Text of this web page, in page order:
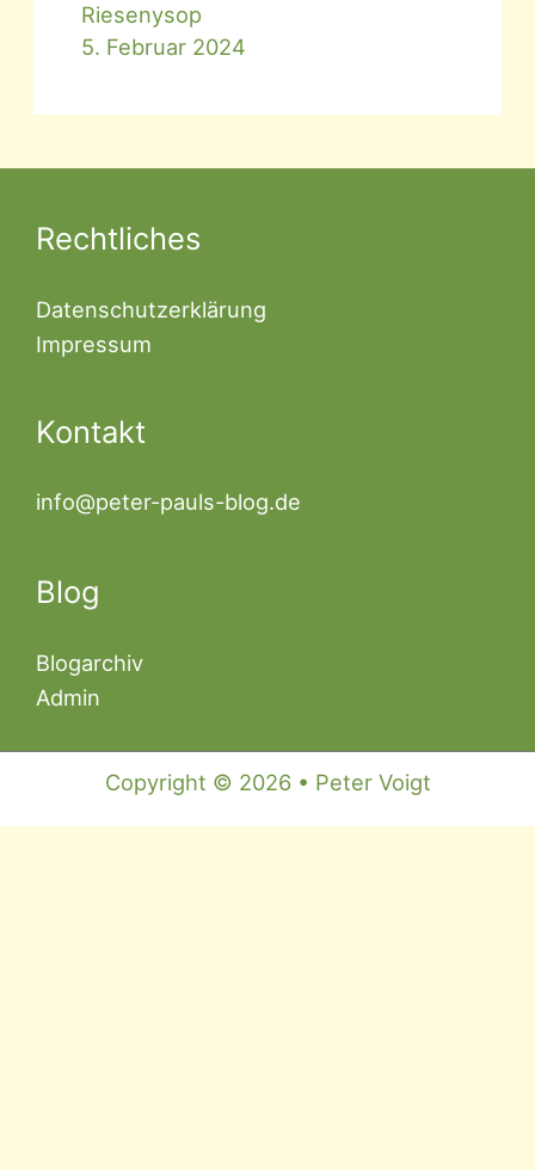
Riesenysop
5. Februar 2024
Rechtliches
Datenschutzerklärung
Impressum
Kontakt
info@peter-pauls-blog.de
Blog
Blogarchiv
Admin
Copyright © 2026 • Peter Voigt